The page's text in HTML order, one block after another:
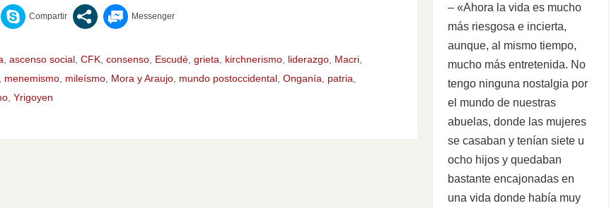
ascenso social CFK consenso Escudé grieta kirchnerismo liderazgo Macri
menemismo mileísmo Mora y Araujo mundo postoccidental Onganía patria
Yrigoyen
– «Ahora la vida es mucho
más riesgosa e incierta,
aunque, al mismo tiempo,
mucho más entretenida. No
tengo ninguna nostalgia por
el mundo de nuestras
abuelas, donde las mujeres
se casaban y tenían siete u
ocho hijos y quedaban
bastante encajonadas en
una vida donde había muy